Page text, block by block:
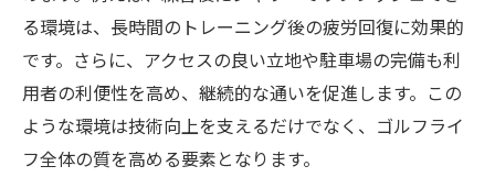
貢献
設備の充実度で選ぶゴルフ練習場の魅力
ゴルフ練習場で注目される最新設備とは
ロッカーやシャワーで差がつく快適ゴルフ体験
る環境は、長時間のトレーニング後の疲労回復に効果的
です。さらに、アクセスの良い立地や駐車場の完備も利
用者の利便性を高め、継続的な通いを促進します。この
ような環境は技術向上を支えるだけでなく、ゴルフライ
フ全体の質を高める要素となります。